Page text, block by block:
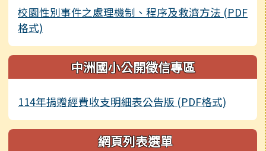
校園性別事件之處理機制、程序及救濟方法 (PDF
格式)
中洲國小公開徵信專區
114年捐贈經費收支明細表公告版 (PDF格式)
網頁列表選單